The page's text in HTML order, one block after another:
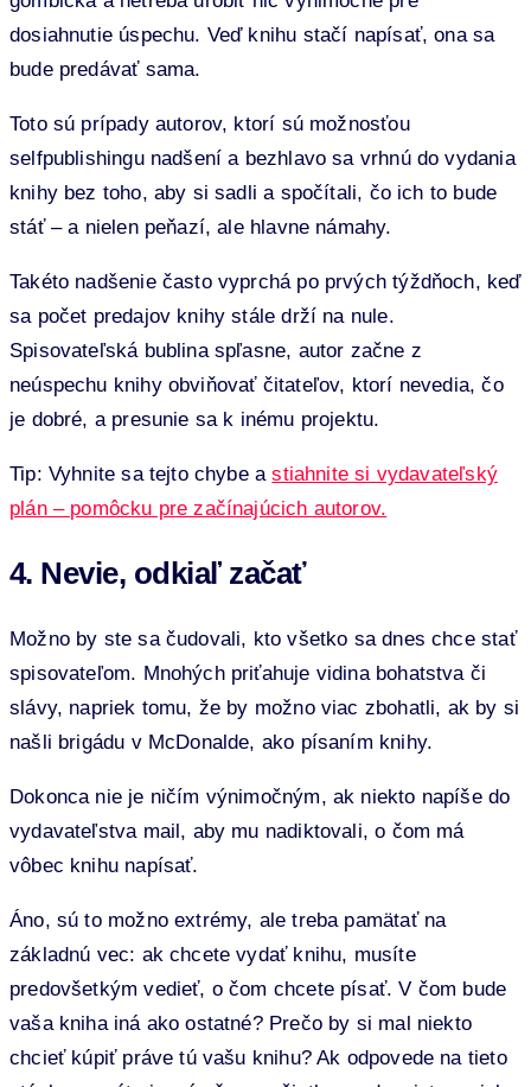
dosiahnutie úspechu. Veď knihu stačí napísať, ona sa
bude predávať sama.
Toto sú prípady autorov, ktorí sú možnosťou
selfpublishingu nadšení a bezhlavo sa vrhnú do vydania
knihy bez toho, aby si sadli a spočítali, čo ich to bude
stáť – a nielen peňazí, ale hlavne námahy.
Takéto nadšenie často vyprchá po prvých týždňoch, keď
sa počet predajov knihy stále drží na nule.
Spisovateľská bublina spľasne, autor začne z
neúspechu knihy obviňovať čitateľov, ktorí nevedia, čo
je dobré, a presunie sa k inému projektu.
Tip: Vyhnite sa tejto chybe astiahnite si vydavateľský
plán – pomôcku pre začínajúcich autorov.
4. Nevie, odkiaľ začať
Možno by ste sa čudovali, kto všetko sa dnes chce stať
spisovateľom. Mnohých priťahuje vidina bohatstva či
slávy, napriek tomu, že by možno viac zbohatli, ak by si
našli brigádu v McDonalde, ako písaním knihy.
Dokonca nie je ničím výnimočným, ak niekto napíše do
vydavateľstva mail, aby mu nadiktovali, o čom má
vôbec knihu napísať.
Áno, sú to možno extrémy, ale treba pamätať na
základnú vec: ak chcete vydať knihu, musíte
predovšetkým vedieť, o čom chcete písať. V čom bude
vaša kniha iná ako ostatné? Prečo by si mal niekto
chcieť kúpiť práve tú vašu knihu? Ak odpovede na tieto